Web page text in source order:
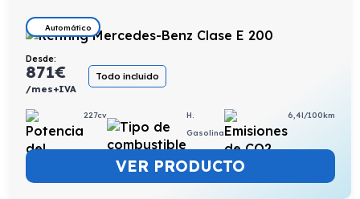
Automático
Desde:
871€
/mes+IVA
Todo incluido
227cv
H.
Gasolina
6,4l/100km
VER PRODUCTO